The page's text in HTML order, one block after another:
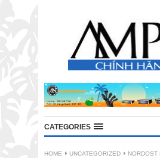
CATEGORIES
HOME UNCATEGORIZED